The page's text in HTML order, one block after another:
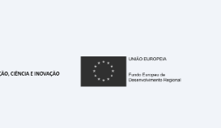
República Portuguesa